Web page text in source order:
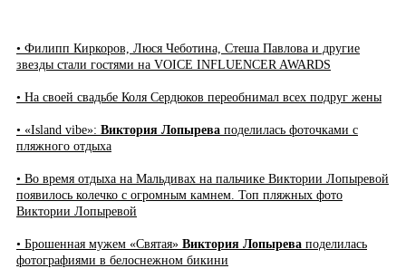
• Филипп Киркоров, Люся Чеботина, Стеша Павлова и другие
звезды стали гостями на VOICE INFLUENCER AWARDS
• На своей свадьбе Коля Сердюков переобнимал всех подруг жены
• «Island vibe»: Виктория Лопырева поделилась фоточками с
пляжного отдыха
• Во время отдыха на Мальдивах на пальчике Виктории Лопыревой
появилось колечко с огромным камнем. Топ пляжных фото
Виктории Лопыревой
• Брошенная мужем «Святая» Виктория Лопырева поделилась
фотографиями в белоснежном бикини